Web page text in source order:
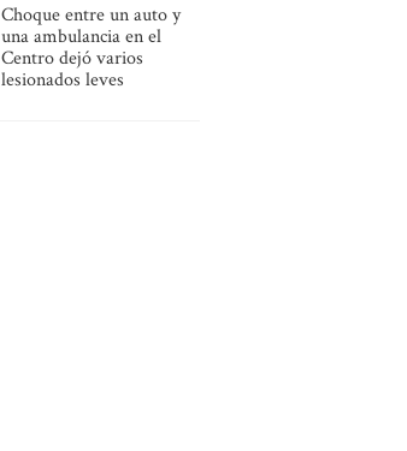
Choque entre un auto y
una ambulancia en el
Centro dejó varios
lesionados leves